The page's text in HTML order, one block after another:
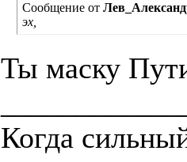
Сообщение от
эх,
Ты маску
Когда